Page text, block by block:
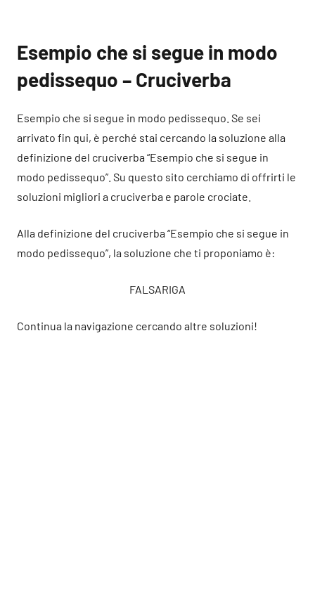
Esempio che si segue in modo
pedissequo – Cruciverba
Esempio che si segue in modo pedissequo. Se sei
arrivato fin qui, è perché stai cercando la soluzione alla
definizione del cruciverba “Esempio che si segue in
modo pedissequo”. Su questo sito cerchiamo di offrirti le
soluzioni migliori a cruciverba e parole crociate.
Alla definizione del cruciverba “Esempio che si segue in
modo pedissequo”, la soluzione che ti proponiamo è:
FALSARIGA
Continua la navigazione cercando altre soluzioni!